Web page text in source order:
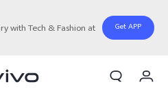
with Tech & Fashion at
Get APP